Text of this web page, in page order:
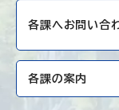
各課へお問い合
各課の案内